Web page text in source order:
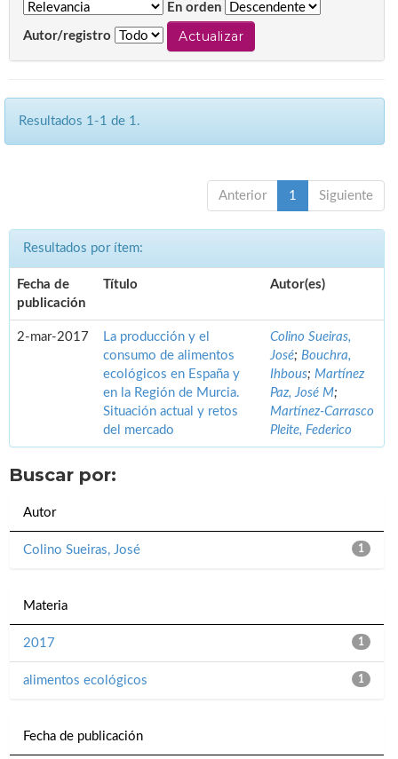
En orden
Autor/registro
Resultados 1-1 de 1.
Anterior 1 Siguiente
Resultados por ítem:
Fecha de
publicación
Título Autor(es)
2-mar-2017
La producción y el
consumo de alimentos
ecológicos en España y
en la Región de Murcia.
Situación actual y retos
del mercado
Colino Sueiras,
José; Bouchra,
Ihbous; Martínez
Paz, José M;
Martínez-Carrasco
Pleite, Federico
Buscar por:
Autor
1
Colino Sueiras, José
Materia
1
2017
1
alimentos ecológicos
Fecha de publicación